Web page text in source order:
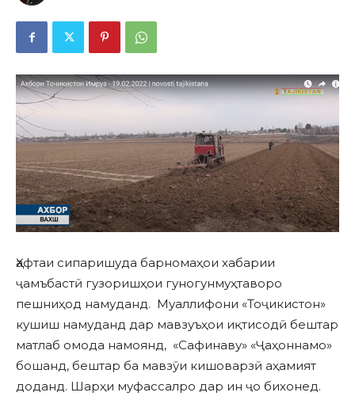
Ҳафтаи сипаришуда барномаҳои хабарии
ҷамъбастӣ гузоришҳои гуногунмуҳтаворо
пешниҳод намуданд. Муаллифони «Тоҷикистон»
кушиш намуданд дар мавзуъҳои иқтисодӣ бештар
матлаб омода намоянд, «Сафинаву» «Ҷаҳоннамо»
бошанд, бештар ба мавзӯи кишоварзӣ аҳамият
доданд. Шарҳи муфассалро дар ин ҷо бихонед.